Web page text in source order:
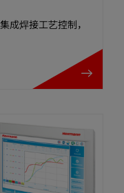
成焊接工艺控制，
COMPACTLINE